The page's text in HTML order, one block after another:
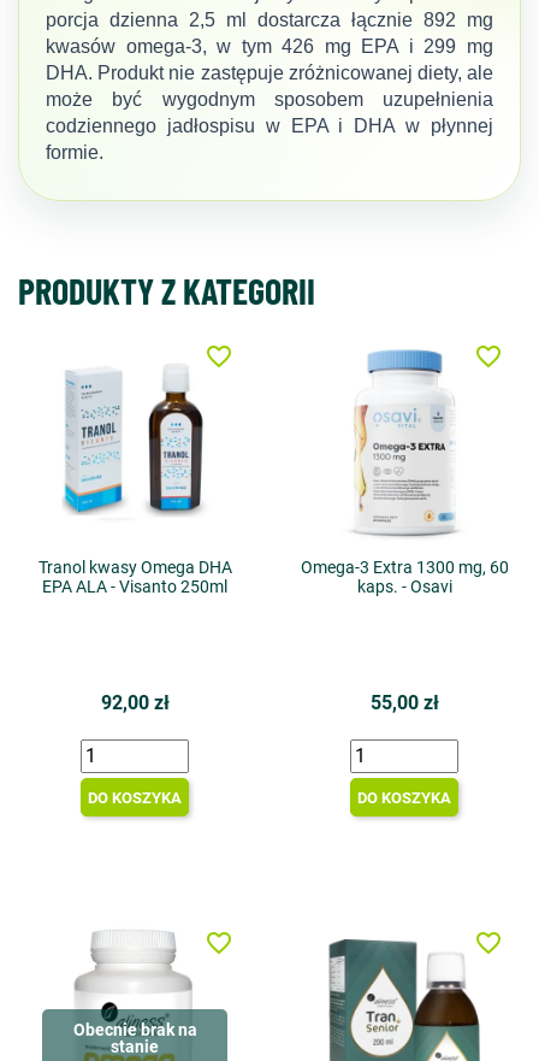
porcja dzienna 2,5 ml dostarcza łącznie 892 mg
kwasów omega-3, w tym 426 mg EPA i 299 mg
DHA. Produkt nie zastępuje zróżnicowanej diety, ale
może być wygodnym sposobem uzupełnienia
codziennego jadłospisu w EPA i DHA w płynnej
formie.
PRODUKTY Z KATEGORII
Tranol kwasy Omega DHA
EPA ALA - Visanto 250ml
92,00 zł
DO KOSZYKA
favorite_border
Omega-3 Extra 1300 mg, 60
kaps. - Osavi
55,00 zł
DO KOSZYKA
favorite_border
Obecnie brak na
stanie
favorite_border favorite_border